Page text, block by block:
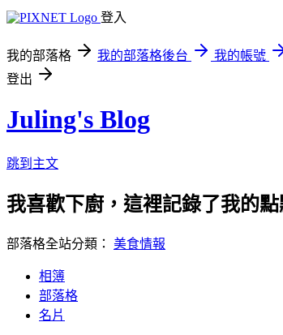
登入
我的部落格 我的部落格後台
我的帳號
登出
Juling's Blog
跳到主文
我喜歡下廚，這裡記錄了我的
部落格全站分類： 美食情報
相簿
部落格
名片